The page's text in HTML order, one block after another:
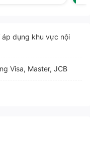
áp dụng khu vực nội
Visa, Master, JCB